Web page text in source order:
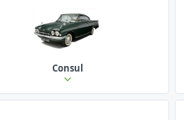
Consul